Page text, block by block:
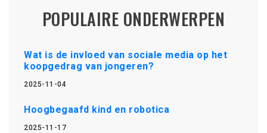
POPULAIRE ONDERWERPEN
Wat is de invloed van sociale media op het
koopgedrag van jongeren?
2025-11-04
Hoogbegaafd kind en robotica
2025-11-17